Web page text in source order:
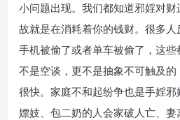
小问题出现。我们都知道邪婬对
故就是在消耗着你的钱财。很多
手机被偷了或者单车被偷了，这
不是空谈，更不是抽象不可触及
很快。家庭不和起纷争也是手婬
嫖妓、包二奶的人会家破人亡、